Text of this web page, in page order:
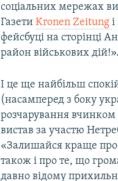
соціальних мережах
ГазетиKronen Zeitung
фейсбуці на сторінці
район військових дій!».
І це ще найбільш
(насамперед з боку
розчарування вчинком
вистав за участю
«Залишайся краще
також і про те, що
давно відому